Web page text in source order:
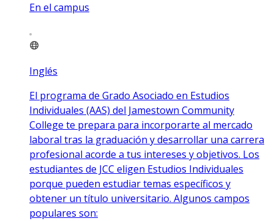
En el campus
Inglés
El programa de Grado Asociado en Estudios
Individuales (AAS) del Jamestown Community
College te prepara para incorporarte al mercado
laboral tras la graduación y desarrollar una carrera
profesional acorde a tus intereses y objetivos. Los
estudiantes de JCC eligen Estudios Individuales
porque pueden estudiar temas específicos y
obtener un título universitario. Algunos campos
populares son: